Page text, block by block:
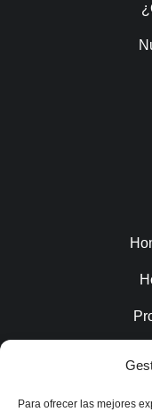
Para ofrecer las mejores